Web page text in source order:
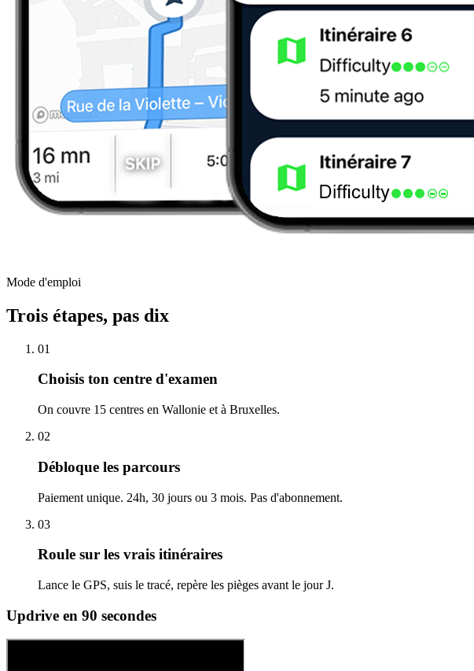
Mode d'emploi
Trois étapes, pas dix
01
Choisis ton centre d'examen
On couvre 15 centres en Wallonie et à Bruxelles.
02
Débloque les parcours
Paiement unique. 24h, 30 jours ou 3 mois. Pas d'abonnement.
03
Roule sur les vrais itinéraires
Lance le GPS, suis le tracé, repère les pièges avant le jour J.
Updrive en 90 secondes